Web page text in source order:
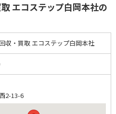
エコステップ白岡本社の
収・買取 エコステップ白岡本社
2-13-6